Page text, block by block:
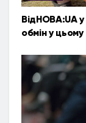
ВідНОВА:UA
обмін у цьому